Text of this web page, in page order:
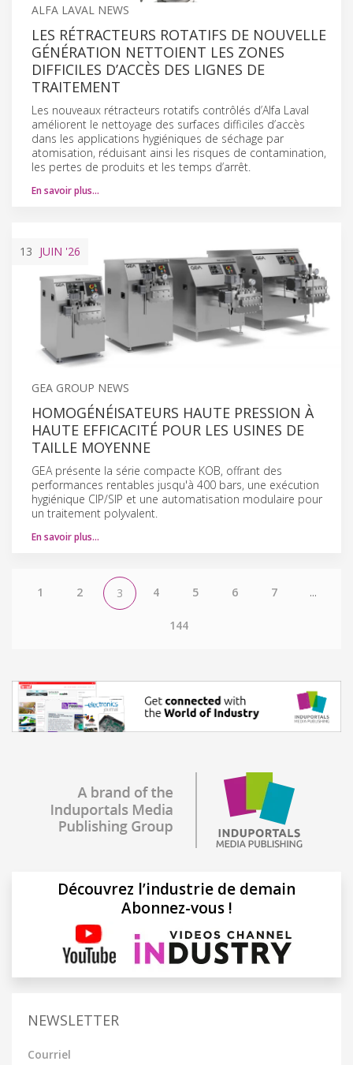
ALFA LAVAL NEWS
LES RÉTRACTEURS ROTATIFS DE NOUVELLE
GÉNÉRATION NETTOIENT LES ZONES
DIFFICILES D’ACCÈS DES LIGNES DE
TRAITEMENT
Les nouveaux rétracteurs rotatifs contrôlés d’Alfa Laval
améliorent le nettoyage des surfaces difficiles d’accès
dans les applications hygiéniques de séchage par
atomisation, réduisant ainsi les risques de contamination,
les pertes de produits et les temps d’arrêt.
En savoir plus…
13 JUIN '26
GEA GROUP NEWS
HOMOGÉNÉISATEURS HAUTE PRESSION À
HAUTE EFFICACITÉ POUR LES USINES DE
TAILLE MOYENNE
GEA présente la série compacte KOB, offrant des
performances rentables jusqu'à 400 bars, une exécution
hygiénique CIP/SIP et une automatisation modulaire pour
un traitement polyvalent.
En savoir plus…
1 2 3 4 5 6 7 ...
144
Découvrez l’industrie de demain
Abonnez-vous !
NEWSLETTER
Courriel